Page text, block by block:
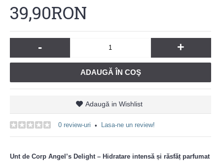
39,90RON
- +
ADAUGĂ ÎN COŞ
Adaugă in Wishlist
0 review-uri • Lasa-ne un review!
Unt de Corp Angel’s Delight – Hidratare intensă și răsfăț parfumat